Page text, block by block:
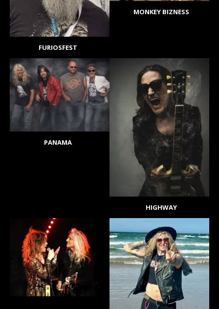
FURIOSFEST
MONKEY BIZNESS
PANAMA
HIGHWAY